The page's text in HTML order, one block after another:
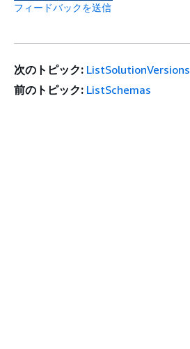
フィードバックを送信
次のトピック: ListSolutionVersions
前のトピック: ListSchemas